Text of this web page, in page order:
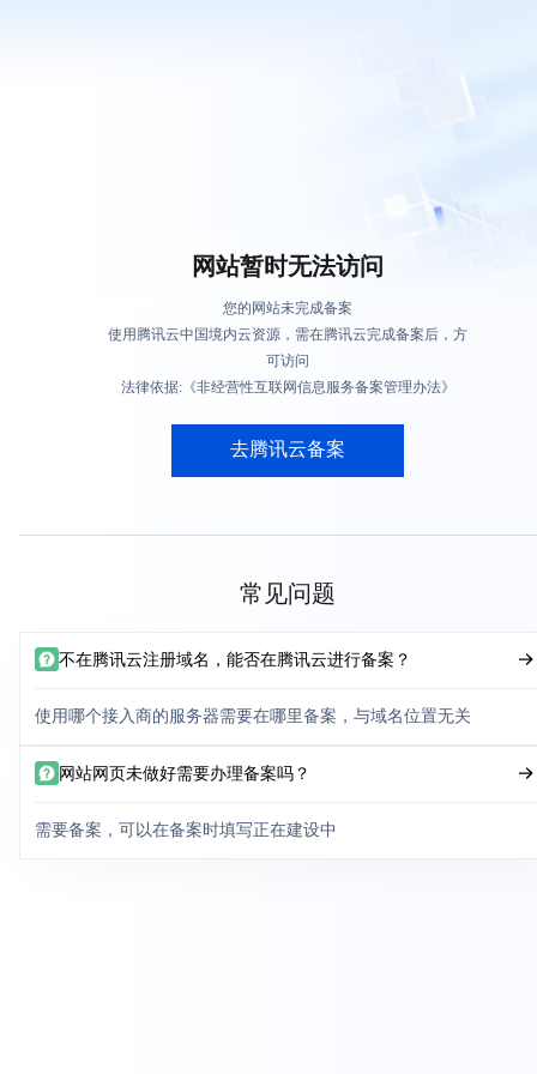
网站暂时无法访问
您的网站未完成备案
使用腾讯云中国境内云资源，需在腾讯云完成备案后，方
可访问
法律依据:《非经营性互联网信息服务备案管理办法》
去腾讯云备案
常见问题
不在腾讯云注册域名，能否在腾讯云进行备案？
使用哪个接入商的服务器需要在哪里备案，与域名位置无关
网站网页未做好需要办理备案吗？
需要备案，可以在备案时填写正在建设中